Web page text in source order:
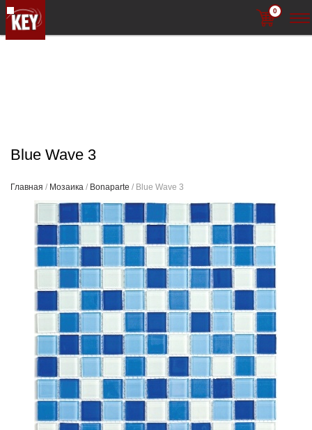
0
Blue Wave 3
Главная / Мозаика / Bonaparte / Blue Wave 3